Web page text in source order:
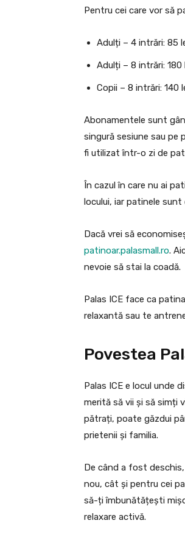
Pentru cei care vor să
Adulți – 4 intrări: 85
Adulți – 8 intrări: 180
Copii – 8 intrări: 140
Abonamentele sunt
singură sesiune sau pe
fi utilizat într-o zi de
În cazul în care nu ai
locului, iar patinele
Dacă vrei să
patinoar.palasmall.ro.
nevoie să stai la coadă.
Palas ICE face ca
relaxantă sau te
Povestea
Palas ICE e locul unde
merită să vii și să simți
pătrați, poate găzdui
prietenii și familia.
De când a fost
nou, cât și pentru cei
să-ți îmbunătățești
relaxare activă.